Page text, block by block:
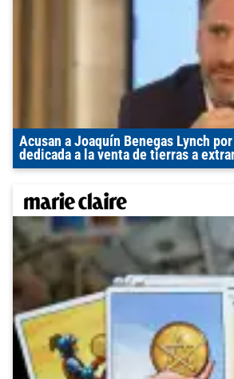
Acusan a Joaquín Benegas Lynch
dedicada a la venta de tierras a